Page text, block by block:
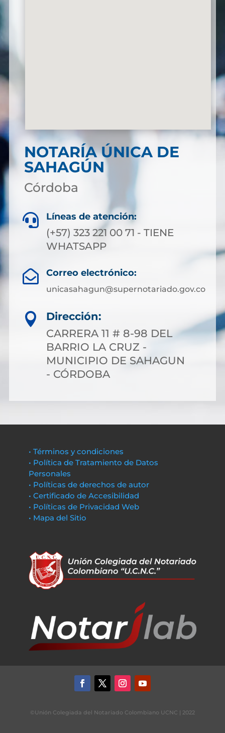
NOTARÍA ÚNICA DE
SAHAGÚN
Córdoba
 Líneas de atención:
(+57) 323 221 00 71 - TIENE
WHATSAPP
 Correo electrónico:
unicasahagun@supernotariado.gov.co

Dirección:
CARRERA 11 # 8-98 DEL
BARRIO LA CRUZ -
MUNICIPIO DE SAHAGUN
- CÓRDOBA
• Términos y condiciones
• Política de Tratamiento de Datos
Personales
• Políticas de derechos de autor
• Certificado de Accesibilidad
• Políticas de Privacidad Web
• Mapa del Sitio
©Unión Colegiada del Notariado Colombiano UCNC | 2022